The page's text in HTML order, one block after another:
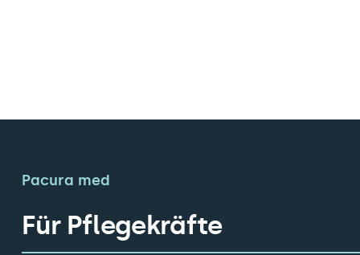
Pacura med
Für Pflegekräfte